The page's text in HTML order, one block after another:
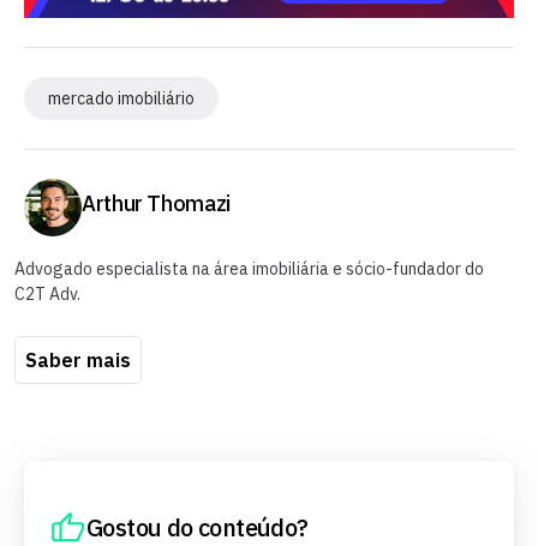
mercado imobiliário
Arthur Thomazi
Advogado especialista na área imobiliária e sócio-fundador do
C2T Adv.
Saber mais
Gostou do conteúdo?